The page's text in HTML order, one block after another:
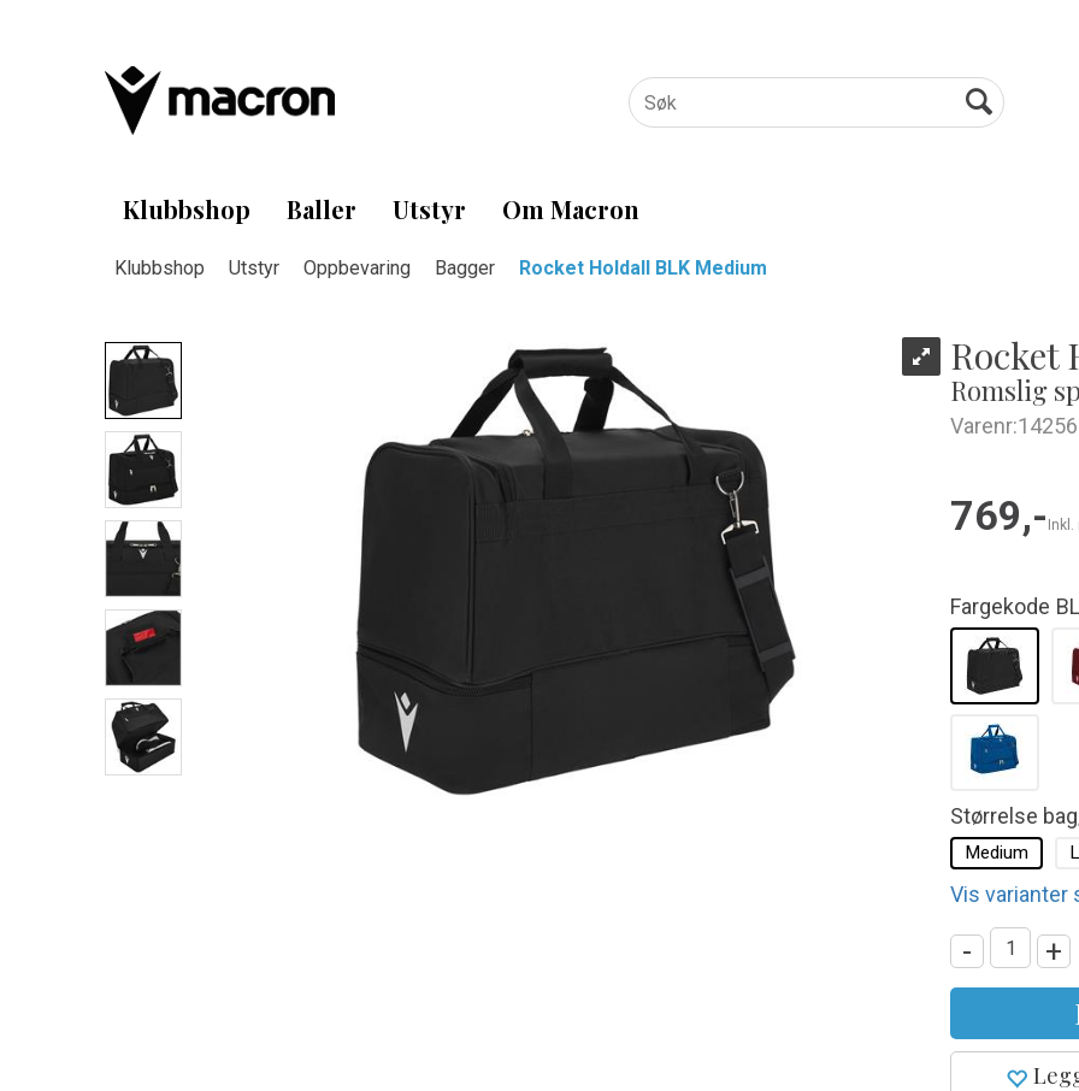
Klubbshop Baller Utstyr Om Macron
Klubbshop Utstyr Oppbevaring Bagger Rocket Holdall BLK Medium
Rocket
Romslig
Varenr:
769,-
Fargekode
Størrelse
Medium
Vis varianter
- +